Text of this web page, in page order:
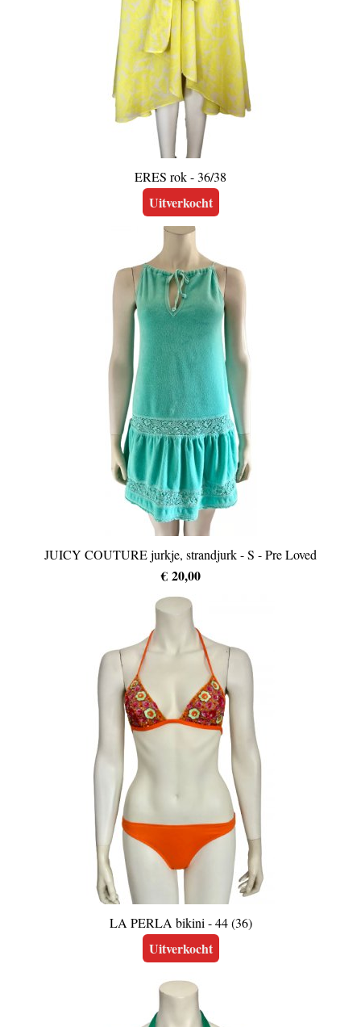
ERES rok - 36/38
Uitverkocht
JUICY COUTURE jurkje, strandjurk - S - Pre Loved
€ 20,00
LA PERLA bikini - 44 (36)
Uitverkocht